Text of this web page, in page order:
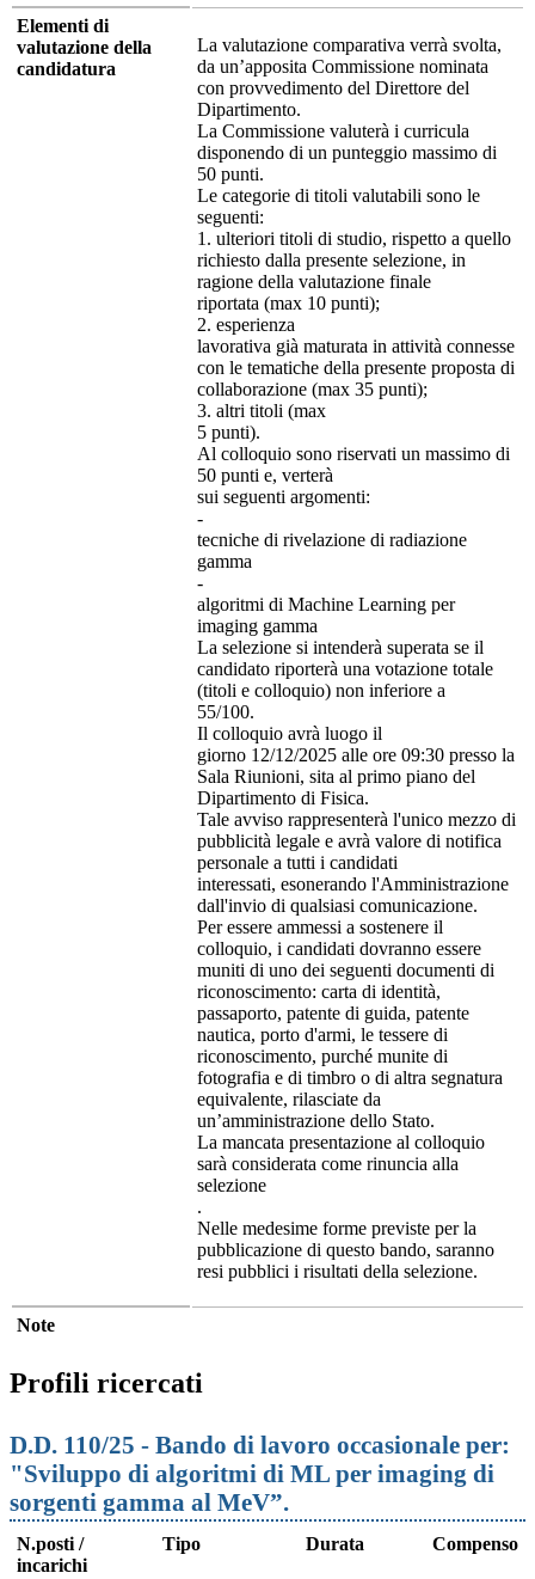
Elementi di
valutazione della
candidatura
La valutazione comparativa verrà svolta,
da un’apposita Commissione nominata
con provvedimento del Direttore del
Dipartimento.
La Commissione valuterà i curricula
disponendo di un punteggio massimo di
50 punti.
Le categorie di titoli valutabili sono le
seguenti:
1. ulteriori titoli di studio, rispetto a quello
richiesto dalla presente selezione, in
ragione della valutazione finale
riportata (max 10 punti);
2. esperienza
lavorativa già maturata in attività connesse
con le tematiche della presente proposta di
collaborazione (max 35 punti);
3. altri titoli (max
5 punti).
Al colloquio sono riservati un massimo di
50 punti e, verterà
sui seguenti argomenti:
-
tecniche di rivelazione di radiazione
gamma
-
algoritmi di Machine Learning per
imaging gamma
La selezione si intenderà superata se il
candidato riporterà una votazione totale
(titoli e colloquio) non inferiore a
55/100.
Il colloquio avrà luogo il
giorno 12/12/2025 alle ore 09:30 presso la
Sala Riunioni, sita al primo piano del
Dipartimento di Fisica.
Tale avviso rappresenterà l'unico mezzo di
pubblicità legale e avrà valore di notifica
personale a tutti i candidati
interessati, esonerando l'Amministrazione
dall'invio di qualsiasi comunicazione.
Per essere ammessi a sostenere il
colloquio, i candidati dovranno essere
muniti di uno dei seguenti documenti di
riconoscimento: carta di identità,
passaporto, patente di guida, patente
nautica, porto d'armi, le tessere di
riconoscimento, purché munite di
fotografia e di timbro o di altra segnatura
equivalente, rilasciate da
un’amministrazione dello Stato.
La mancata presentazione al colloquio
sarà considerata come rinuncia alla
selezione
.
Nelle medesime forme previste per la
pubblicazione di questo bando, saranno
resi pubblici i risultati della selezione.
Note
Profili ricercati
D.D. 110/25 - Bando di lavoro occasionale per:
"Sviluppo di algoritmi di ML per imaging di
sorgenti gamma al MeV”.
N.posti /
incarichi
Tipo Durata Compenso